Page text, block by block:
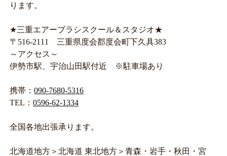
ります。
★三重エアーブラシスクール＆スタジオ★
〒516-2111 三重県度会郡度会町下久具383
～アクセス～
伊勢市駅、宇治山田駅付近 ※駐車場あり
携帯： 090-7680-5316
TEL： 0596-62-1334
全国各地出張承ります。
北海道地方＞北海道 東北地方＞青森・岩手・秋田・宮